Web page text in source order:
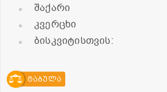
შაქარი
კვერცხი
ბისკვიტისთვის:
ტაბულა